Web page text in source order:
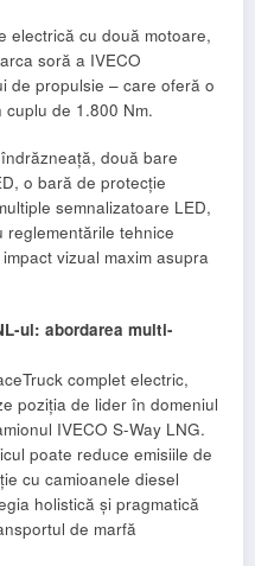
electrică cu două motoare,
soră a IVECO
de propulsie – care oferă o
de 1.800 Nm.
două bare
o bară de protecție
semnalizatoare LED,
tehnice
vizual maxim asupra
ul: abordarea multi-
complet electric,
poziția de lider în domeniul
IVECO S-Way LNG.
poate reduce emisiile de
cu camioanele diesel
holistică și pragmatică
de marfă